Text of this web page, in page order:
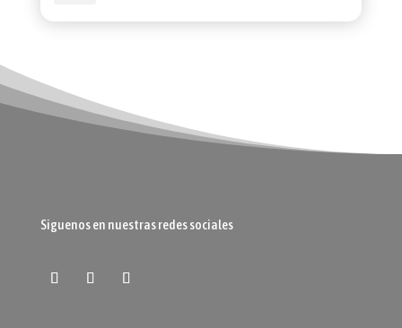
Siguenos en nuestras redes sociales